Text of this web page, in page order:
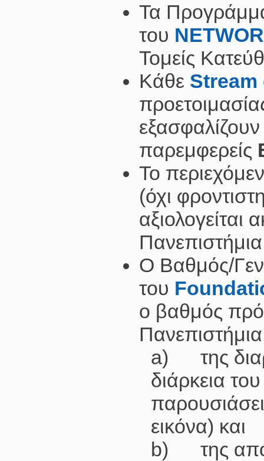
Τα
του
Τομείς
Κάθε Stream
παρεμφερείς
Το
(όχι
Ο Βαθμός/
του
ο βαθμός
a) της
διάρκεια
εικόνα) και
b) της